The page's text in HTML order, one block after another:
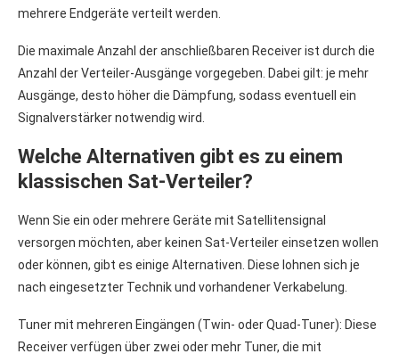
mehrere Endgeräte verteilt werden.
Die maximale Anzahl der anschließbaren Receiver ist durch die
Anzahl der Verteiler-Ausgänge vorgegeben. Dabei gilt: je mehr
Ausgänge, desto höher die Dämpfung, sodass eventuell ein
Signalverstärker notwendig wird.
Welche Alternativen gibt es zu einem
klassischen Sat-Verteiler?
Wenn Sie ein oder mehrere Geräte mit Satellitensignal
versorgen möchten, aber keinen Sat-Verteiler einsetzen wollen
oder können, gibt es einige Alternativen. Diese lohnen sich je
nach eingesetzter Technik und vorhandener Verkabelung.
Tuner mit mehreren Eingängen (Twin- oder Quad-Tuner): Diese
Receiver verfügen über zwei oder mehr Tuner, die mit